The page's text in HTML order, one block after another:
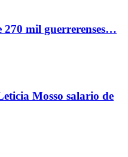
270 mil guerrerenses…
Mosso salario de